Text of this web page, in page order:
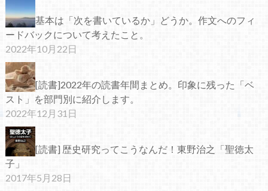
基本は「次を書いているか」どうか。作文へのフィ
ードバックについて考えたこと。
2022年10月22日
[読書]2022年の読書年間まとめ。印象に残った「ベ
スト」を部門別に紹介します。
2022年12月31日
[読書] 歴史研究ってこうなんだ！東野治之「聖徳太
子」
2017年5月28日